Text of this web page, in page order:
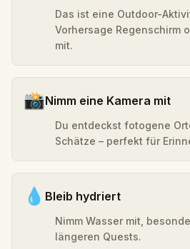
Das ist eine Outdoor-
Vorhersage Regenschirm
mit.
📸Nimm eine Kamera mit
Du entdeckst fotogene
Schätze – perfekt für
💧 Bleib hydriert
Nimm Wasser mit,
längeren Quests.